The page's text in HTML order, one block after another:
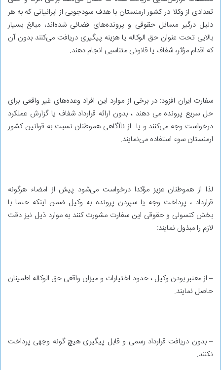
تعدادی از وکلا در کشور ارمنستان با هدف سودجویی از ایرانیانی که به هر
دلیل درگیر مسائل حقوقی و پرونده‌های قضائی شده‌اند، مبالغ بسیار
بالایی تحت عنوان حق الوکاله یا هزینه پیگیری دریافت می‌کنند بدون آن
که اقدام مؤثر، شفاف یا قانونی متناسبی انجام دهند.
سفارت ایران افزود: در برخی از موارد این افراد وعده‌های غیر واقعی برای
حل سریع پرونده می دهند ، بدون ارائه قرارداد شفاف یا گزارش عملکرد
درخواست وجه می‌کنند و یا از ناآگاهی هموطنان نسبت به قوانین کشور
ارمنستان سوء استفاده می‌نمایند.
لذا از هموطنان عزیز مؤکدا درخواست می‌شود پیش از امضاء هرگونه
قرارداد ، پرداخت وجه یا سپردن پرونده به وکیل ضمن اینکه حتما با
بخش کنسولی و حقوقی این سفارت مشورت کنند به موارد ذیل نیز دقت
لازم را مبذول نمایند:
– از معتبر بودن وکیل ، حدود اختیارات و میزان واقعی حق الوکاله اطمینان
حاصل نمایند.
– بدون دریافت قرارداد رسمی و قابل پیگیری هیچ گونه وجهی پرداخت
نکنند.